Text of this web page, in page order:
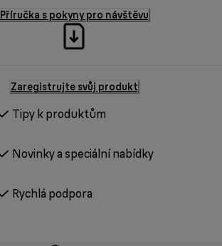
Příručka s pokyny pro návštěvu
Zaregistrujte svůj produkt
Tipy k produktům
Novinky a speciální nabídky
Rychlá podpora